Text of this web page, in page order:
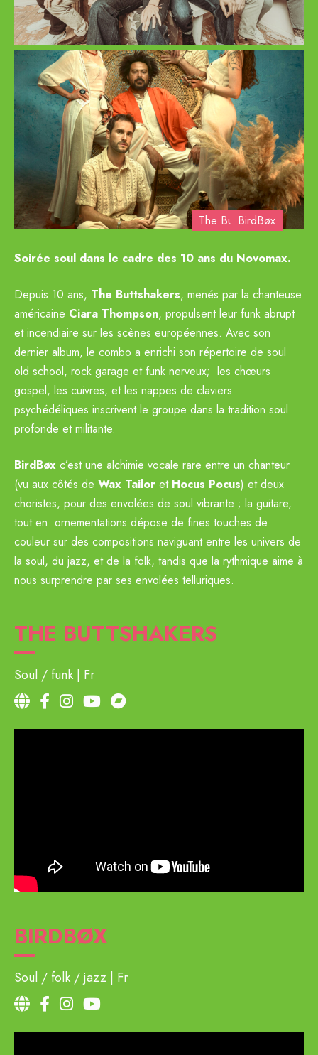
The Buttshakers
BirdBøx
Soirée soul dans le cadre des 10 ans du Novomax.
Depuis 10 ans, The Buttshakers, menés par la chanteuse
américaine Ciara Thompson, propulsent leur funk abrupt
et incendiaire sur les scènes européennes. Avec son
dernier album, le combo a enrichi son répertoire de soul
old school, rock garage et funk nerveux; les chœurs
gospel, les cuivres, et les nappes de claviers
psychédéliques inscrivent le groupe dans la tradition soul
profonde et militante.
BirdBøx c’est une alchimie vocale rare entre un chanteur
(vu aux côtés de Wax Tailor et Hocus Pocus) et deux
choristes, pour des envolées de soul vibrante ; la guitare,
tout en ornementations dépose de fines touches de
couleur sur des compositions naviguant entre les univers de
la soul, du jazz, et de la folk, tandis que la rythmique aime à
nous surprendre par ses envolées telluriques.
THE BUTTSHAKERS
Soul / funk Fr
BIRDBØX
Soul / folk / jazz Fr